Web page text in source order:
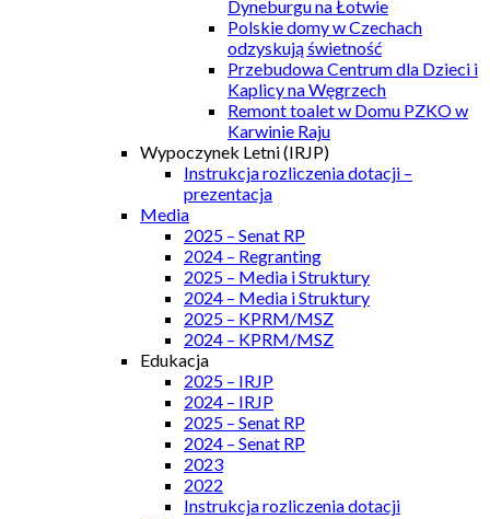
Dyneburgu na Łotwie
Polskie domy w Czechach
odzyskują świetność
Przebudowa Centrum dla Dzieci i
Kaplicy na Węgrzech
Remont toalet w Domu PZKO w
Karwinie Raju
Wypoczynek Letni (IRJP)
Instrukcja rozliczenia dotacji –
prezentacja
Media
2025 – Senat RP
2024 – Regranting
2025 – Media i Struktury
2024 – Media i Struktury
2025 – KPRM/MSZ
2024 – KPRM/MSZ
Edukacja
2025 – IRJP
2024 – IRJP
2025 – Senat RP
2024 – Senat RP
2023
2022
Instrukcja rozliczenia dotacji